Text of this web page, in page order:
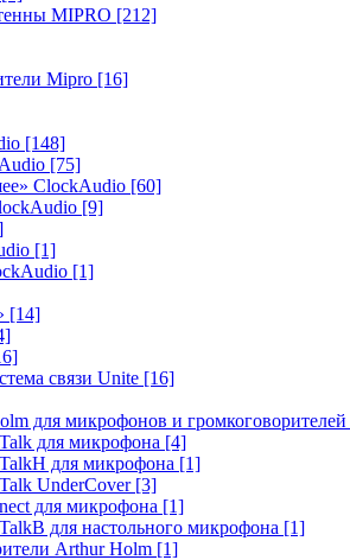
MIPRO [212]
Mipro [16]
[148]
[75]
ClockAudio [60]
[9]
[1]
[1]
[14]
связи Unite [16]
для микрофонов и громкоговорителей
для микрофона [4]
для микрофона [1]
UnderCover [3]
для микрофона [1]
для настольного микрофона [1]
Arthur Holm [1]